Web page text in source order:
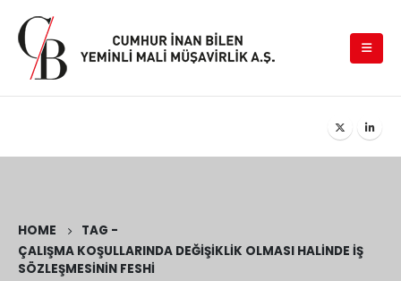
HOME
TAG -
ÇALIŞMA KOŞULLARINDA DEĞIŞIKLIK OLMASI HALINDE İŞ
SÖZLEŞMESININ FESHI